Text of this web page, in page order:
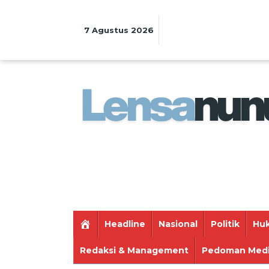
7 Agustus 2026
Headline Nasional Politik
Redaksi & Management Pedoman